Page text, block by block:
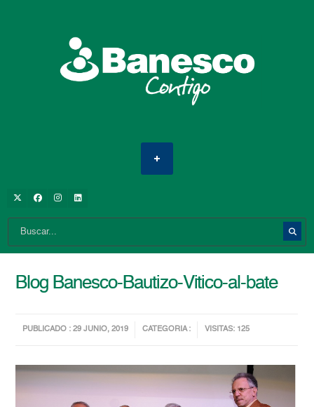
Blog Banesco-Bautizo-Vitico-al-bate
PUBLICADO : 29 JUNIO, 2019 CATEGORIA : VISITAS: 125